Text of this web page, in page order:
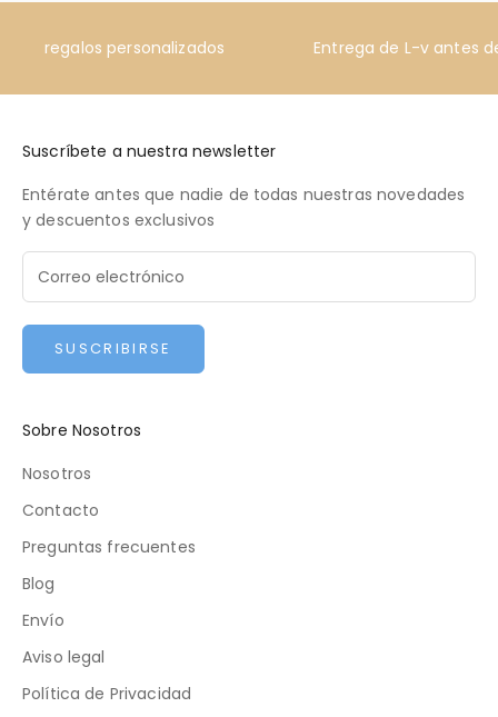
regalos personalizados Entrega de L-v antes
Suscríbete a nuestra newsletter
Entérate antes que nadie de todas nuestras novedades
y descuentos exclusivos
SUSCRIBIRSE
Sobre Nosotros
Nosotros
Contacto
Preguntas frecuentes
Blog
Envío
Aviso legal
Política de Privacidad